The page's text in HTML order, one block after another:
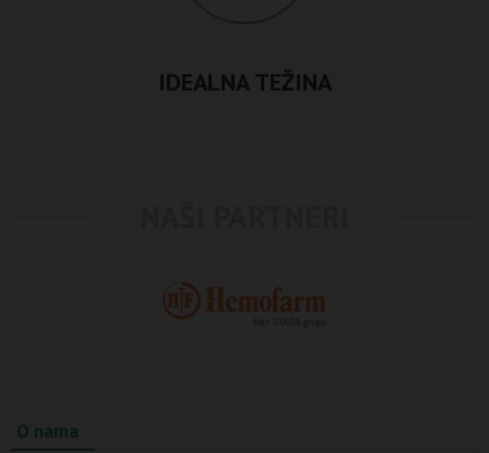
IDEALNA TEŽINA
O nama